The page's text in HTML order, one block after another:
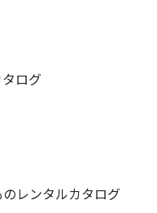
ログ
レンタルカタログ